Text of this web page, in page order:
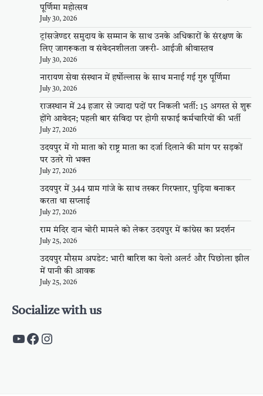
पूर्णिमा महोत्सव
July 30, 2026
ट्रांसजेण्डर समुदाय के सम्मान के साथ उनके अधिकारों के संरक्षण के
लिए जागरूकता व संवेदनशीलता जरूरी- आईजी श्रीवास्तव
July 30, 2026
नारायण सेवा संस्थान में हर्षोल्लास के साथ मनाई गई गुरु पूर्णिमा
July 30, 2026
राजस्थान में 24 हजार से ज्यादा पदों पर निकली भर्ती: 15 अगस्त से शुरू
होंगे आवेदन; पहली बार संविदा पर होगी सफाई कर्मचारियों की भर्ती
July 27, 2026
उदयपुर में गो माता को राष्ट्र माता का दर्जा दिलाने की मांग पर सड़कों
पर उतरे गो भक्त
July 27, 2026
उदयपुर में 344 ग्राम गांजे के साथ तस्कर गिरफ्तार, पुड़िया बनाकर
करता था सप्लाई
July 27, 2026
राम मंदिर दान चोरी मामले को लेकर उदयपुर में कांग्रेस का प्रदर्शन
July 25, 2026
उदयपुर मौसम अपडेट: भारी बारिश का येलो अलर्ट और पिछोला झील
में पानी की आवक
July 25, 2026
Socialize with us
https://www.youtube.com/c/
https://www.facebook.com/
Instagram